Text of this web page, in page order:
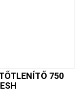
750